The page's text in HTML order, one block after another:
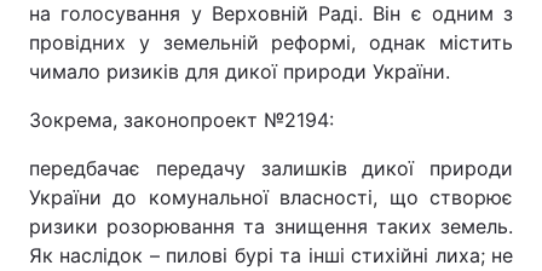
на голосування у Верховній Раді. Він є одним з
провідних у земельній реформі, однак містить
чимало ризиків для дикої природи України.
Зокрема, законопроект №2194:
передбачає передачу залишків дикої природи
України до комунальної власності, що створює
ризики розорювання та знищення таких земель.
Як наслідок – пилові бурі та інші стихійні лиха; не